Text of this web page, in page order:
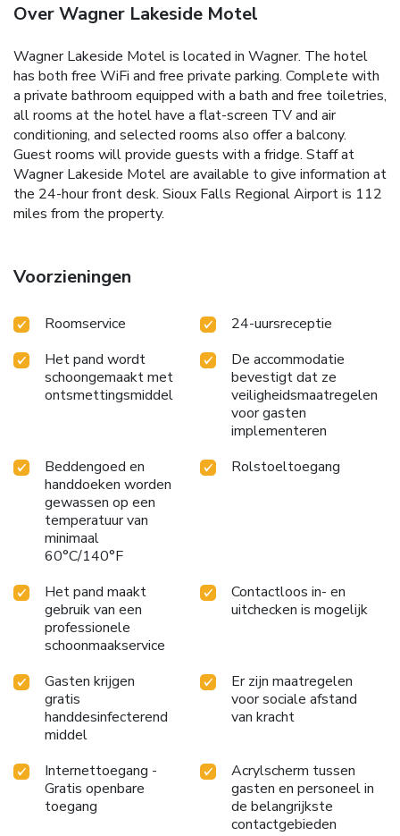
Over Wagner Lakeside Motel
Wagner Lakeside Motel is located in Wagner. The hotel
has both free WiFi and free private parking. Complete with
a private bathroom equipped with a bath and free toiletries,
all rooms at the hotel have a flat-screen TV and air
conditioning, and selected rooms also offer a balcony.
Guest rooms will provide guests with a fridge. Staff at
Wagner Lakeside Motel are available to give information at
the 24-hour front desk. Sioux Falls Regional Airport is 112
miles from the property.
Voorzieningen
Roomservice
24-uursreceptie
Het pand wordt
schoongemaakt met
ontsmettingsmiddel
De accommodatie
bevestigt dat ze
veiligheidsmaatregelen
voor gasten
implementeren
Beddengoed en
handdoeken worden
gewassen op een
temperatuur van
minimaal
60°C/140°F
Rolstoeltoegang
Het pand maakt
gebruik van een
professionele
schoonmaakservice
Contactloos in- en
uitchecken is mogelijk
Gasten krijgen
gratis
handdesinfecterend
middel
Er zijn maatregelen
voor sociale afstand
van kracht
Internettoegang -
Gratis openbare
toegang
Acrylscherm tussen
gasten en personeel in
de belangrijkste
contactgebieden